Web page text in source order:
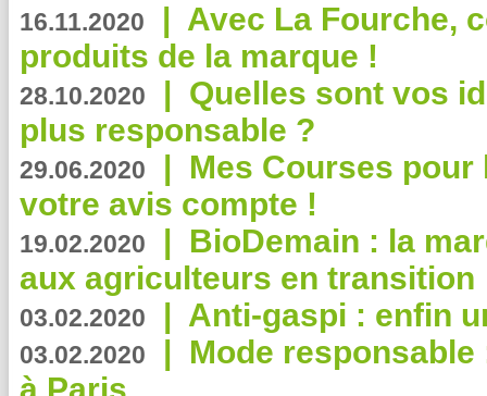
16.11.2020 | Avec La Fourche,
produits de la marque !
28.10.2020 | Quelles sont vos
plus responsable ?
29.06.2020 | Mes Courses pour
votre avis compte !
19.02.2020 | BioDemain : la
aux agriculteurs en transition
03.02.2020 | Anti-gaspi : enfin
03.02.2020 | Mode